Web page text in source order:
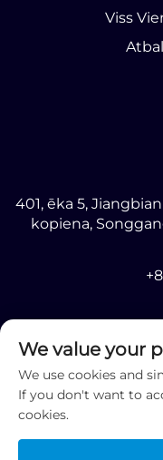
Viss
401, ēka 5,
kopiena,
Autortiesības © 2025
We value your
We use cookies and
If you don't want to
cookies.